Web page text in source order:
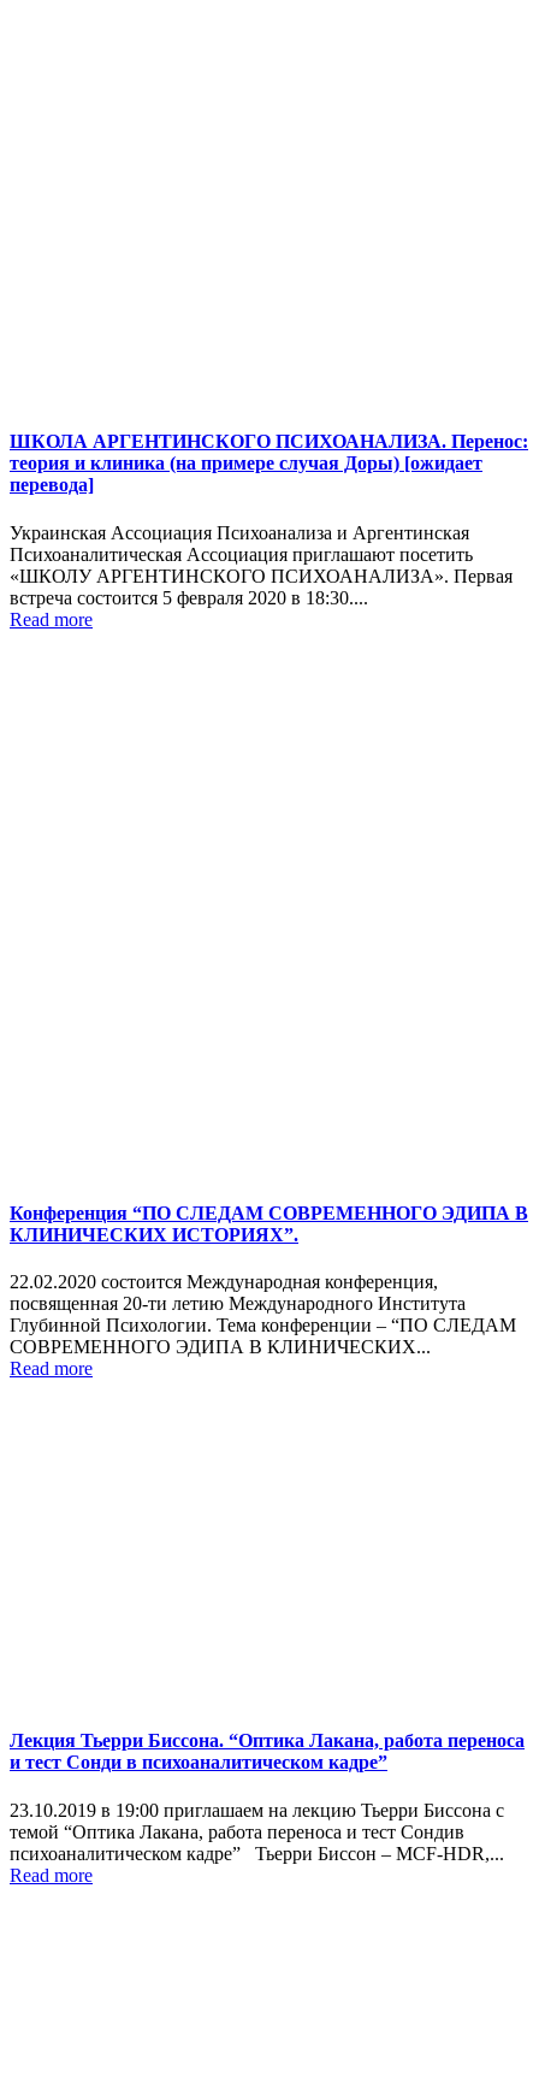
ШКОЛА АРГЕНТИНСКОГО ПСИХОАНАЛИЗА. Перенос:
теория и клиника (на примере случая Доры) [ожидает
перевода]
Украинская Ассоциация Психоанализа и Аргентинская
Психоаналитическая Ассоциация приглашают посетить
«ШКОЛУ АРГЕНТИНСКОГО ПСИХОАНАЛИЗА». Первая
встреча состоится 5 февраля 2020 в 18:30....
Read more
Конференция “ПО СЛЕДАМ СОВРЕМЕННОГО ЭДИПА В
КЛИНИЧЕСКИХ ИСТОРИЯХ”.
22.02.2020 состоится Международная конференция,
посвященная 20-ти летию Международного Института
Глубинной Психологии. Тема конференции – “ПО СЛЕДАМ
СОВРЕМЕННОГО ЭДИПА В КЛИНИЧЕСКИХ...
Read more
Лекция Тьерри Биссона. “Оптика Лакана, работа переноса
и тест Сонди в психоаналитическом кадре”
23.10.2019 в 19:00 приглашаем на лекцию Тьерри Биссона с
темой “Оптика Лакана, работа переноса и тест Сондив
психоаналитическом кадре” Тьерри Биссон – MCF-HDR,...
Read more